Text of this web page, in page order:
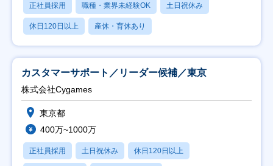
正社員採用 職種・業界未経験OK 土日祝休み
休日120日以上 産休・育休あり
カスタマーサポート／リーダー候補／東京
株式会社Cygames
東京都
400万~1000万
正社員採用 土日祝休み 休日120日以上